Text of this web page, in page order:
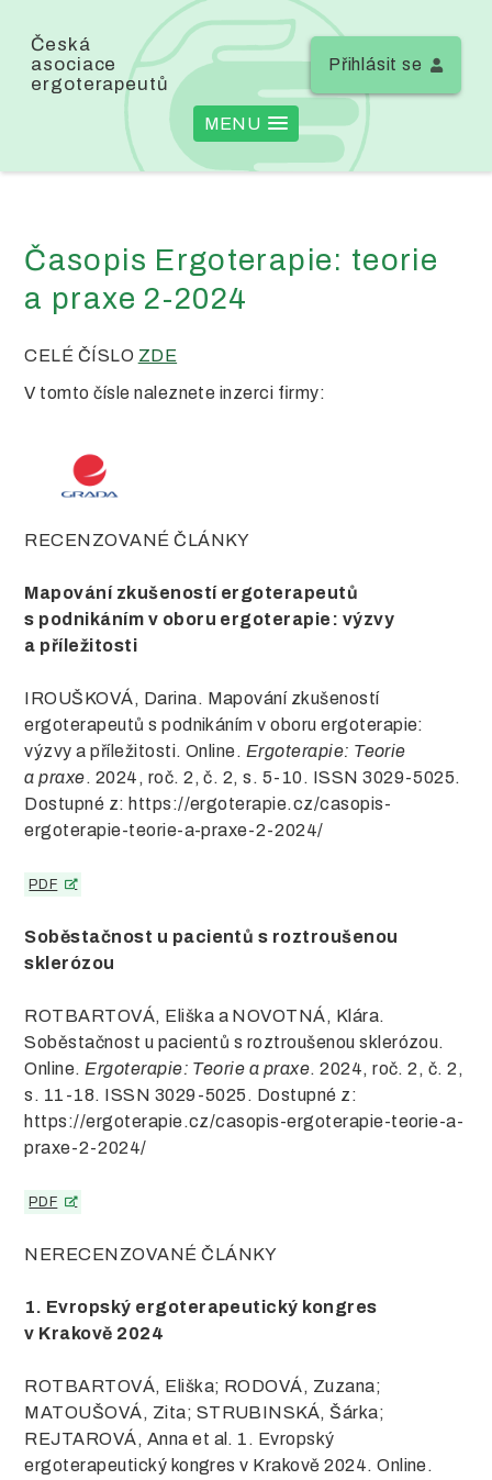
Česká
asociace
ergoterapeutů
Přihlásit se
MENU
Časopis Ergoterapie: teorie
a praxe 2-2024
CELÉ ČÍSLO ZDE
V tomto čísle naleznete inzerci firmy:
RECENZOVANÉ ČLÁNKY
Mapování zkušeností ergoterapeutů
s podnikáním v oboru ergoterapie: výzvy
a příležitosti
IROUŠKOVÁ, Darina. Mapování zkušeností
ergoterapeutů s podnikáním v oboru ergoterapie:
výzvy a příležitosti. Online. Ergoterapie: Teorie
a praxe. 2024, roč. 2, č. 2, s. 5-10. ISSN 3029-5025.
Dostupné z: https://ergoterapie.cz/casopis-
ergoterapie-teorie-a-praxe-2-2024/
PDF
Soběstačnost u pacientů s roztroušenou
sklerózou
ROTBARTOVÁ, Eliška a NOVOTNÁ, Klára.
Soběstačnost u pacientů s roztroušenou sklerózou.
Online. Ergoterapie: Teorie a praxe. 2024, roč. 2, č. 2,
s. 11-18. ISSN 3029-5025. Dostupné z:
https://ergoterapie.cz/casopis-ergoterapie-teorie-a-
praxe-2-2024/
PDF
NERECENZOVANÉ ČLÁNKY
1. Evropský ergoterapeutický kongres
v Krakově 2024
ROTBARTOVÁ, Eliška; RODOVÁ, Zuzana;
MATOUŠOVÁ, Zita; STRUBINSKÁ, Šárka;
REJTAROVÁ, Anna et al. 1. Evropský
ergoterapeutický kongres v Krakově 2024. Online.